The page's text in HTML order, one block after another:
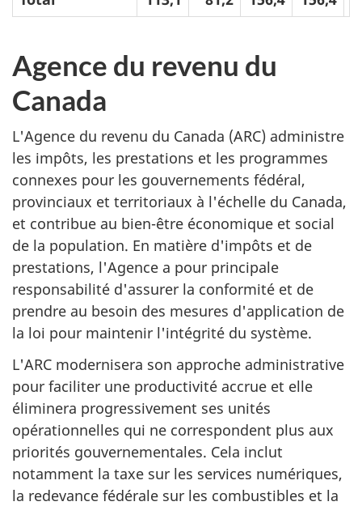
Agence du revenu du
Canada
L'Agence du revenu du Canada (ARC) administre
les impôts, les prestations et les programmes
connexes pour les gouvernements fédéral,
provinciaux et territoriaux à l'échelle du Canada,
et contribue au bien-être économique et social
de la population. En matière d'impôts et de
prestations, l'Agence a pour principale
responsabilité d'assurer la conformité et de
prendre au besoin des mesures d'application de
la loi pour maintenir l'intégrité du système.
L'ARC modernisera son approche administrative
pour faciliter une productivité accrue et elle
éliminera progressivement ses unités
opérationnelles qui ne correspondent plus aux
priorités gouvernementales. Cela inclut
notamment la taxe sur les services numériques,
la redevance fédérale sur les combustibles et la